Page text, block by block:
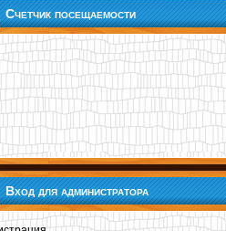
Счетчик посещаемости
Вход для администратора